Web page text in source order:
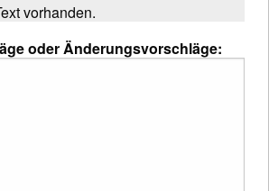
vorhanden.
oder Änderungsvorschläge: